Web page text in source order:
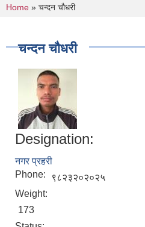
You are here
Home » चन्दन चौधरी
चन्दन चौधरी
Designation:
नगर प्रहरी
Phone:
९८२३२०२०२५
Weight:
173